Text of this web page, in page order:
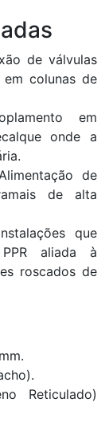
de válvulas
colunas de
em
onde a
de
de alta
que
aliada à
roscados de
Reticulado)